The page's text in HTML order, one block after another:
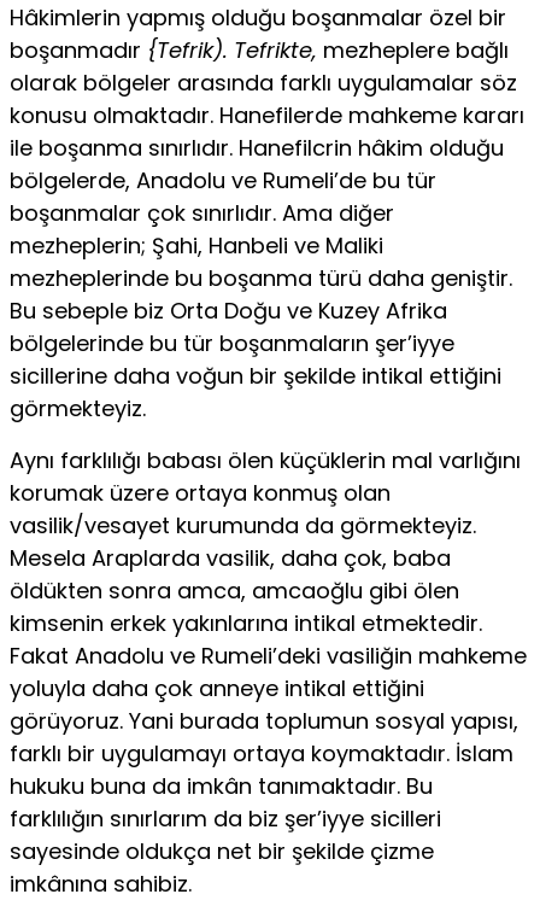
Hâkimlerin yapmış olduğu boşanmalar özel bir
boşanmadır {Tefrik). Tefrikte, mezheplere bağlı
olarak bölgeler arasında fark­lı uygulamalar söz
konusu olmaktadır. Hanefilerde mahkeme kararı
ile boşanma sınırlıdır. Hanefilcrin hâkim olduğu
bölgeler­de, Anadolu ve Rumeli’de bu tür
boşanmalar çok sınırlıdır. Ama diğer
mezheplerin; Şahi, Hanbeli ve Maliki
mezheplerinde bu boşanma türü daha geniştir.
Bu sebeple biz Orta Doğu ve Kuzey Afrika
bölgelerinde bu tür boşanmaların şer’iyye
sicillerine daha voğun bir şekilde intikal ettiğini
görmekteyiz.
Aynı farklılığı babası ölen küçüklerin mal varlığını
koru­mak üzere ortaya konmuş olan
vasilik/vesayet kurumunda da görmekteyiz.
Mesela Araplarda vasilik, daha çok, baba
öldükten sonra amca, amcaoğlu gibi ölen
kimsenin erkek yakınlarına inti­kal etmektedir.
Fakat Anadolu ve Rumeli’deki vasiliğin mahkeme
yoluyla daha çok anneye intikal ettiğini
görüyoruz. Yani burada toplumun sosyal yapısı,
farklı bir uygulamayı ortaya koymakta­dır. İslam
hukuku buna da imkân tanımaktadır. Bu
farklılığın sınırlarım da biz şer’iyye sicilleri
sayesinde oldukça net bir şekilde çizme
imkânına sahibiz.